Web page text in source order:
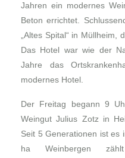
Jahren ein modernes
Beton errichtet.
„Altes Spital“ in Müllheim,
Das Hotel war wie der
Jahre das
modernes Hotel.
Der Freitag begann 9
Weingut Julius Zotz in
Seit 5 Generationen ist es
ha Weinbergen